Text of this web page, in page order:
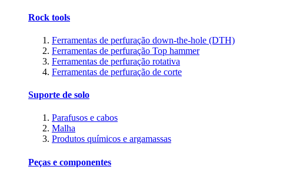
Rock tools
Ferramentas de perfuração down-the-hole (DTH)
Ferramentas de perfuração Top hammer
Ferramentas de perfuração rotativa
Ferramentas de perfuração de corte
Suporte de solo
Parafusos e cabos
Malha
Produtos químicos e argamassas
Peças e componentes